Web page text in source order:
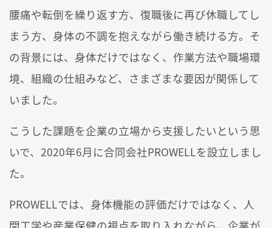
腰痛や転倒を繰り返す方、復職後に再び休職してし
まう方、身体の不調を抱えながら働き続ける方。そ
の背景には、身体だけではなく、作業方法や職場環
境、組織の仕組みなど、さまざまな要因が関係して
いました。
こうした課題を企業の立場から支援したいという思
いで、2020年6月に合同会社PROWELLを設立しまし
た。
PROWELLでは、身体機能の評価だけではなく、人